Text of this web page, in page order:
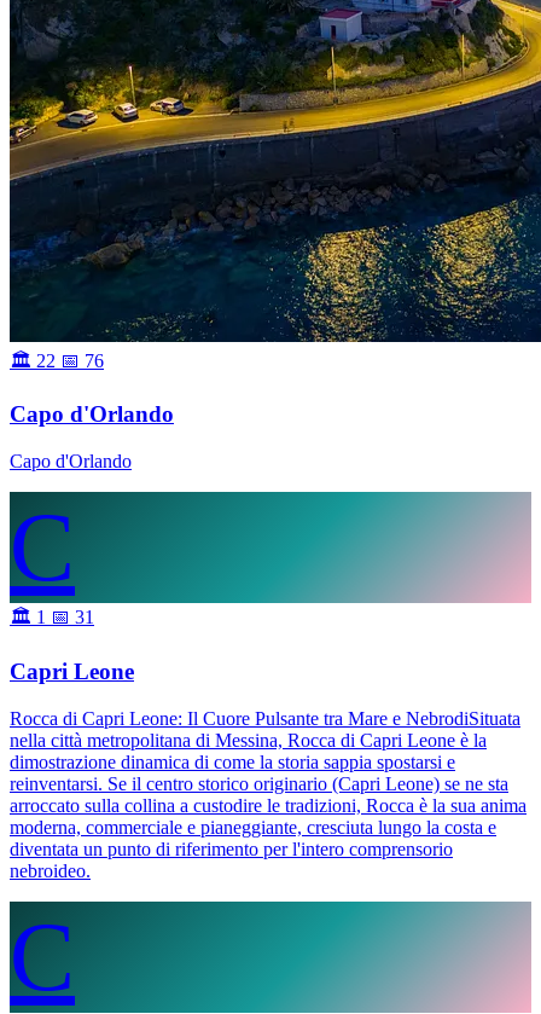
🏛 22 📅 76
Capo d'Orlando
Capo d'Orlando
C
🏛 1 📅 31
Capri Leone
Rocca di Capri Leone: Il Cuore Pulsante tra Mare e NebrodiSituata
nella città metropolitana di Messina, Rocca di Capri Leone è la
dimostrazione dinamica di come la storia sappia spostarsi e
reinventarsi. Se il centro storico originario (Capri Leone) se ne sta
arroccato sulla collina a custodire le tradizioni, Rocca è la sua anima
moderna, commerciale e pianeggiante, cresciuta lungo la costa e
diventata un punto di riferimento per l'intero comprensorio
nebroideo.
C